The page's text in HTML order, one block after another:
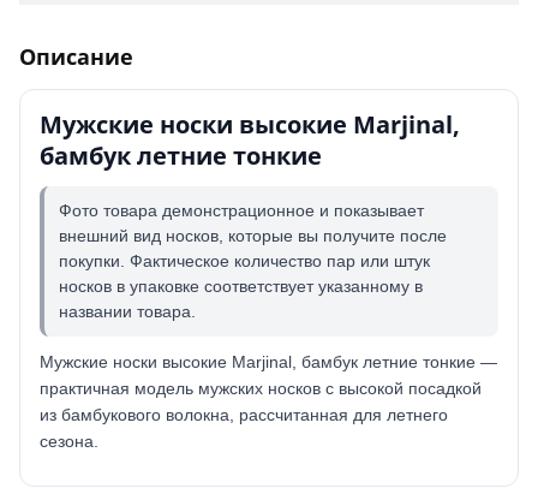
Описание
Мужские носки высокие Marjinal,
бамбук летние тонкие
Фото товара демонстрационное и показывает
внешний вид носков, которые вы получите после
покупки. Фактическое количество пар или штук
носков в упаковке соответствует указанному в
названии товара.
Мужские носки высокие Marjinal, бамбук летние тонкие —
практичная модель мужских носков с высокой посадкой
из бамбукового волокна, рассчитанная для летнего
сезона.